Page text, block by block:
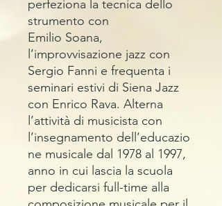
perfeziona la tecnica dello
strumento con
Emilio Soana,
l’improvvisazione jazz con
Sergio Fanni e frequenta i
seminari estivi di Siena Jazz
con Enrico Rava. Alterna
l’attività di musicista con
l’insegnamento dell’educazio
ne musicale dal 1978 al 1997,
anno in cui lascia la scuola
per dedicarsi full-time alla